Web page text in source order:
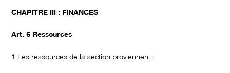
CHAPITRE III : FINANCES
Art. 6 Ressources
1 Les ressources de la section proviennent :